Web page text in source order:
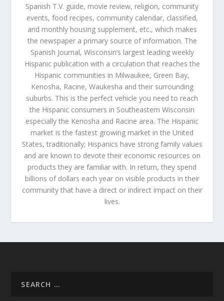
Spanish T.V. guide, movie review, religion, community
events, food recipes, community calendar, classified,
and monthly housing supplement, etc., which makes
the newspaper a primary source of information. The
Spanish Journal, Wisconsin’s largest leading weekly
Hispanic publication with a circulation that reaches the
Hispanic communities in Milwaukee, Green Bay,
Kenosha, Racine, Waukesha and their surrounding
suburbs. This is the perfect vehicle you need to reach
the Hispanic consumers in Southeastern Wisconsin
especially the Kenosha and Racine area. The Hispanic
market is the fastest growing market in the United
States, traditionally; Hispanics have strong family values
and are known to devote their economic resources on
products they are familiar with. In return, they spend
billions of dollars each year on visible products in their
community that have a direct or indirect impact on their
lives.